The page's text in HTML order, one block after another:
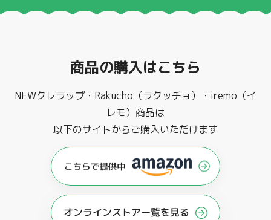
商品の購入はこちら
NEWクレラップ・Rakucho（ラクッチョ）・iremo（イ
レモ）商品は
以下のサイトからご購入いただけます
オンラインストアー覧を見る